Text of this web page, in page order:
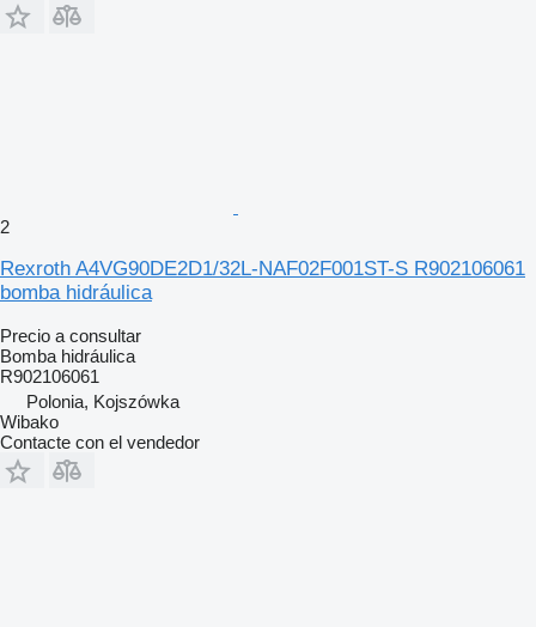
2
Rexroth A4VG90DE2D1/32L-NAF02F001ST-S R902106061
bomba hidráulica
Precio a consultar
Bomba hidráulica
R902106061
Polonia, Kojszówka
Wibako
Contacte con el vendedor